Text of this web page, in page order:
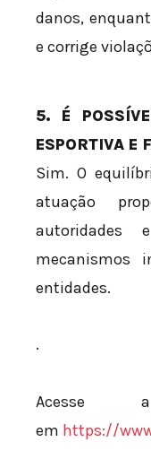
danos,
e corrige
5. É
ESPORTIVA E
Sim. O
atuação
autoridades
mecanismos
entidades.
.
Acesse
em https://